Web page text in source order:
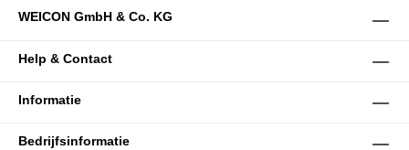
WEICON GmbH & Co. KG
Help & Contact
Informatie
Bedrijfsinformatie